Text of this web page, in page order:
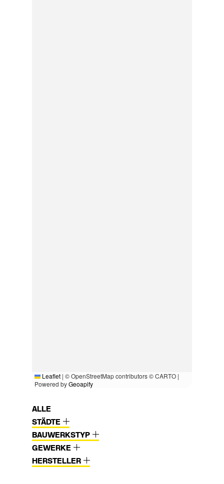
Leaflet | © OpenStreetMap contributors © CARTO |
Powered byGeoapify
ALLE
STÄDTE
BAUWERKSTYP
GEWERKE
HERSTELLER